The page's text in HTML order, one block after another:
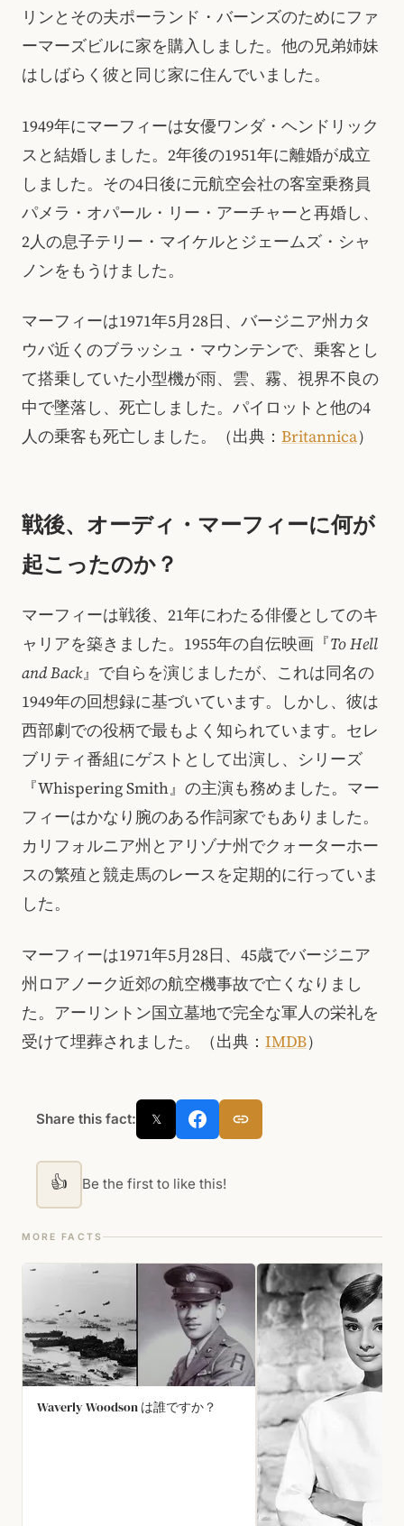
リンとその夫ポーランド・バーンズのためにファ
ーマーズビルに家を購入しました。他の兄弟姉妹
はしばらく彼と同じ家に住んでいました。
1949年にマーフィーは女優ワンダ・ヘンドリック
スと結婚しました。2年後の1951年に離婚が成立
しました。その4日後に元航空会社の客室乗務員
パメラ・オパール・リー・アーチャーと再婚し、
2人の息子テリー・マイケルとジェームズ・シャ
ノンをもうけました。
マーフィーは1971年5月28日、バージニア州カタ
ウバ近くのブラッシュ・マウンテンで、乗客とし
て搭乗していた小型機が雨、雲、霧、視界不良の
中で墜落し、死亡しました。パイロットと他の4
人の乗客も死亡しました。（出典： Britannica）
戦後、オーディ・マーフィーに何が
起こったのか？
マーフィーは戦後、21年にわたる俳優としてのキ
ャリアを築きました。1955年の自伝映画『To Hell
and Back』で自らを演じましたが、これは同名の
1949年の回想録に基づいています。しかし、彼は
西部劇での役柄で最もよく知られています。セレ
ブリティ番組にゲストとして出演し、シリーズ
『Whispering Smith』の主演も務めました。マー
フィーはかなり腕のある作詞家でもありました。
カリフォルニア州とアリゾナ州でクォーターホー
スの繁殖と競走馬のレースを定期的に行っていま
した。
マーフィーは1971年5月28日、45歳でバージニア
州ロアノーク近郊の航空機事故で亡くなりまし
た。アーリントン国立墓地で完全な軍人の栄礼を
受けて埋葬されました。（出典： IMDB）
Share this fact: 𝕏
👍 Be the first to like this!
MORE FACTS
Waverly Woodson は誰ですか？